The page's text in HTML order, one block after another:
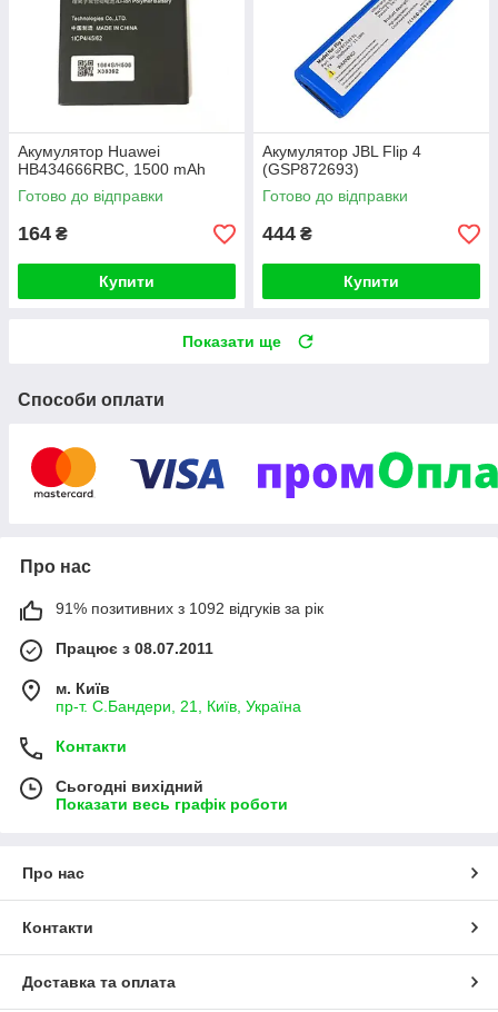
Акумулятор Huawei
HB434666RBC, 1500 mAh
Готово до відправки
164 ₴
Купити
Акумулятор JBL Flip 4
(GSP872693)
Готово до відправки
444 ₴
Купити
Показати ще
Способи оплати
Про нас
91% позитивних з 1092 відгуків за рік
Працює з 08.07.2011
м. Київ
пр-т. С.Бандери, 21, Київ, Україна
Контакти
Сьогодні вихідний
Показати весь графік роботи
Про нас
Контакти
Доставка та оплата